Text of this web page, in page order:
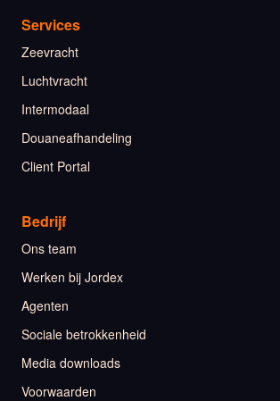
Services
Zeevracht
Luchtvracht
Intermodaal
Douaneafhandeling
Client Portal
Bedrijf
Ons team
Werken bij Jordex
Agenten
Sociale betrokkenheid
Media downloads
Voorwaarden